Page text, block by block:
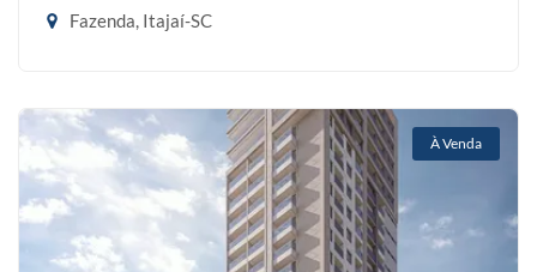
Fazenda, Itajaí-SC
À Venda